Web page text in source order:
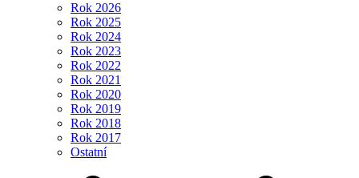
Rok 2026
Rok 2025
Rok 2024
Rok 2023
Rok 2022
Rok 2021
Rok 2020
Rok 2019
Rok 2018
Rok 2017
Ostatní